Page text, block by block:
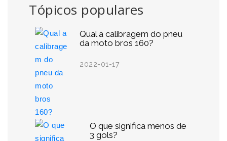
Tópicos populares
Qual a calibragem do pneu
da moto bros 160?
2022-01-17
O que significa menos de
3 gols?